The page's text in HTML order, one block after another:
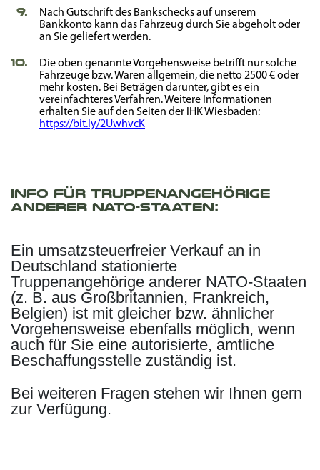
Nach Gutschrift des Bankschecks auf unserem
Bankkonto kann das Fahrzeug durch Sie abgeholt oder
an Sie geliefert werden.
Die oben genannte Vorgehensweise betrifft nur solche
Fahrzeuge bzw. Waren allgemein, die netto 2500 € oder
mehr kosten. Bei Beträgen darunter, gibt es ein
vereinfachteres Verfahren. Weitere Informationen
erhalten Sie auf den Seiten der IHK Wiesbaden:
https://bit.ly/2UwhvcK
info für Truppenangehörige
anderer NATO-Staaten:
Ein umsatzsteuerfreier Verkauf an in
Deutschland stationierte
Truppenangehörige anderer NATO-Staaten
(z. B. aus Großbritannien, Frankreich,
Belgien) ist mit gleicher bzw. ähnlicher
Vorgehensweise ebenfalls möglich, wenn
auch für Sie eine autorisierte, amtliche
Beschaffungsstelle zuständig ist.
Bei weiteren Fragen stehen wir Ihnen gern
zur Verfügung.